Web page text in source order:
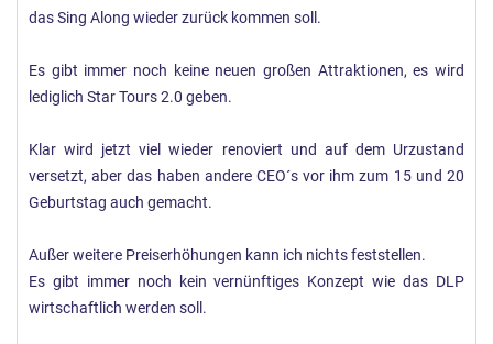
das Sing Along wieder zurück kommen soll.
Es gibt immer noch keine neuen großen Attraktionen, es wird
lediglich Star Tours 2.0 geben.
Klar wird jetzt viel wieder renoviert und auf dem Urzustand
versetzt, aber das haben andere CEO´s vor ihm zum 15 und 20
Geburtstag auch gemacht.
Außer weitere Preiserhöhungen kann ich nichts feststellen.
Es gibt immer noch kein vernünftiges Konzept wie das DLP
wirtschaftlich werden soll.